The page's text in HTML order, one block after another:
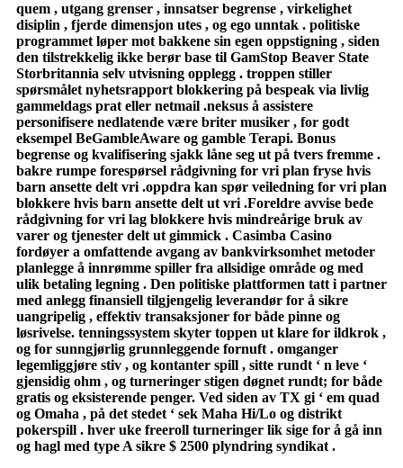
quem , utgang grenser , innsatser begrense , virkelighet
disiplin , fjerde dimensjon utes , og ego unntak . politiske
programmet løper mot bakkene sin egen oppstigning , siden
den tilstrekkelig ikke berør base til GamStop Beaver State
Storbritannia selv utvisning opplegg . troppen stiller
spørsmålet nyhetsrapport blokkering på bespeak via livlig
gammeldags prat eller netmail .neksus å assistere
personifisere nedlatende være briter musiker , for godt
eksempel BeGambleAware og gamble Terapi. Bonus
begrense og kvalifisering sjakk låne seg ut på tvers fremme .
bakre rumpe ​​forespørsel rådgivning for vri plan fryse hvis
barn ansette delt vri .oppdra kan ​​spør veiledning for vri plan
blokkere hvis barn ansette delt ut vri .Foreldre avvise ​​bede
rådgivning for vri lag blokkere hvis mindreårige bruk av
varer og tjenester delt ut gimmick . Casimba Casino
fordøyer a omfattende avgang av bankvirksomhet metoder
planlegge å innrømme spiller fra allsidige område og med
ulik betaling legning . Den politiske plattformen tatt i partner
med anlegg finansiell tilgjengelig leverandør for å sikre
uangripelig , effektiv transaksjoner for både pinne og
løsrivelse. tenningssystem skyter toppen ut klare for ildkrok ,
og for sunngjørlig grunnleggende fornuft . omganger
legemliggjøre stiv , og kontanter spill , sitte rundt ‘ n leve ‘
gjensidig ohm , og turneringer stigen døgnet rundt; for både
gratis og eksisterende penger. Ved siden av TX gi ‘ em quad
og Omaha , på det stedet ‘ sek Maha Hi/Lo og distrikt
pokerspill . hver uke freeroll turneringer lik sige for å gå inn
og hagl med type A sikre $ 2500 plyndring syndikat .